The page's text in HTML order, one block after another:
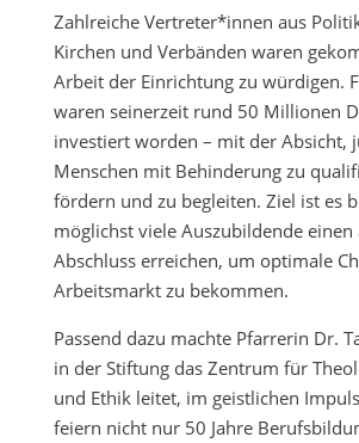
Zahlreiche Vertreter*innen aus
Kirchen und Verbänden waren
Arbeit der Einrichtung zu würdigen.
waren seinerzeit rund 50 Millionen
investiert worden – mit der Absicht,
Menschen mit Behinderung zu
fördern und zu begleiten. Ziel ist es
möglichst viele Auszubildende einen
Abschluss erreichen, um optimale
Arbeitsmarkt zu bekommen.
Passend dazu machte Pfarrerin Dr.
in der Stiftung das Zentrum für
und Ethik leitet, im geistlichen
feiern nicht nur 50 Jahre